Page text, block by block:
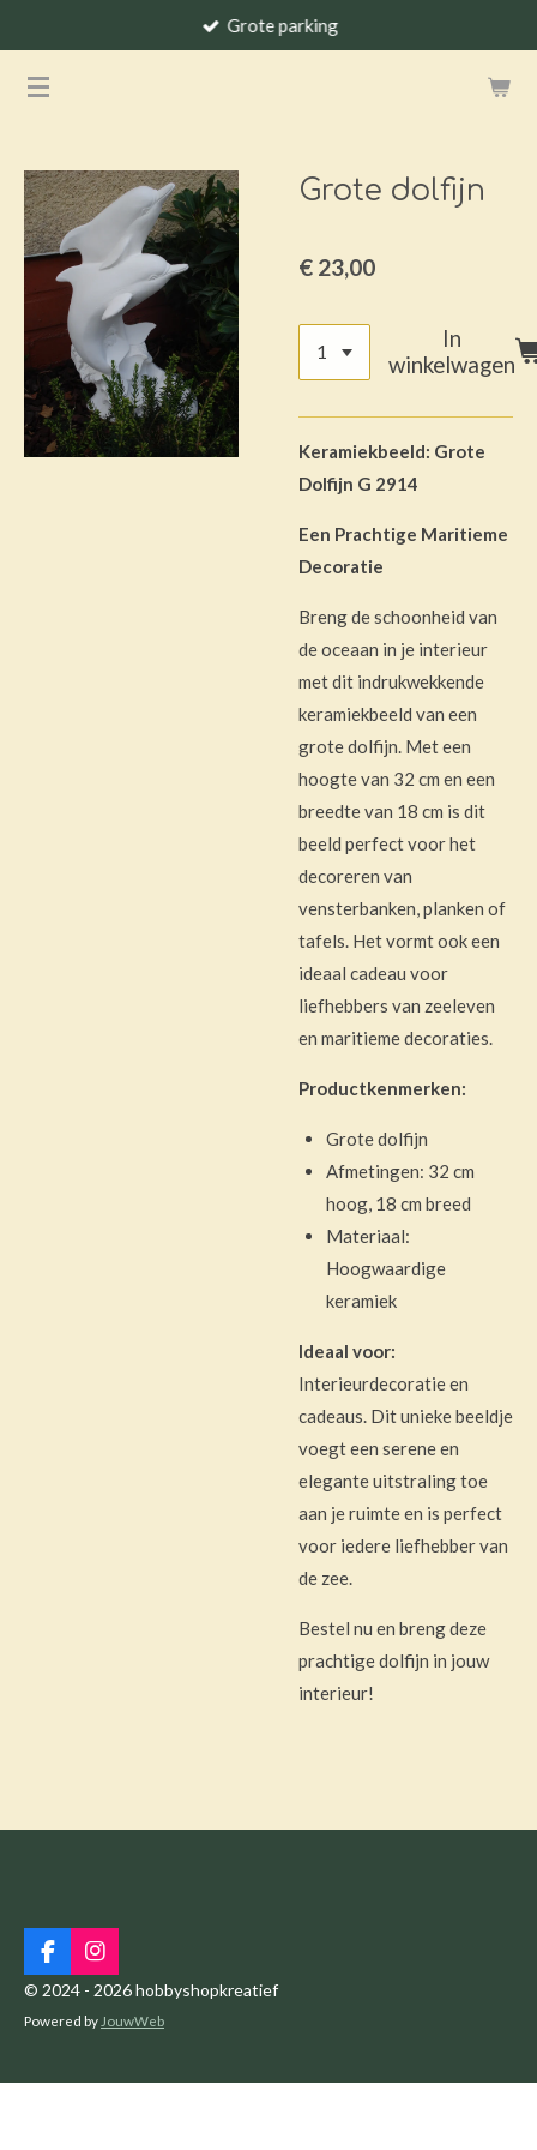
naar
Grote parking
Grote dolfijn
€ 23,00
In
winkelwagen
Keramiekbeeld: Grote
Dolfijn G 2914
Een Prachtige Maritieme
Decoratie
Breng de schoonheid van
de oceaan in je interieur
met dit indrukwekkende
keramiekbeeld van een
grote dolfijn. Met een
hoogte van 32 cm en een
breedte van 18 cm is dit
beeld perfect voor het
decoreren van
vensterbanken, planken of
tafels. Het vormt ook een
ideaal cadeau voor
liefhebbers van zeeleven
en maritieme decoraties.
Productkenmerken:
Grote dolfijn
Afmetingen: 32 cm
hoog, 18 cm breed
Materiaal:
Hoogwaardige
keramiek
Ideaal voor:
Interieurdecoratie en
cadeaus. Dit unieke beeldje
voegt een serene en
elegante uitstraling toe
aan je ruimte en is perfect
voor iedere liefhebber van
de zee.
Bestel nu en breng deze
prachtige dolfijn in jouw
interieur!
F
a
c
e
o
I
n
s
t
r
© 2024 - 2026 hobbyshopkreatief
Powered by JouwWeb